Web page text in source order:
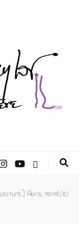
–Alors, tenté(e)